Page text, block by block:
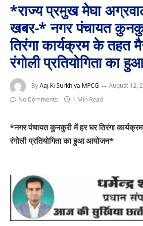
*राज्य प्रमुख मेघा
खबर-* नगर पंचायत
तिरंगा कार्यक्रम के तहत
रंगोली प्रतियोगिता का
ByAaj Ki Surkhiya MPCG
August 12,
No Comments
1 Min Read
*नगर पंचायत कुनकुरी में हर घर तिरंगा
रंगोली प्रतियोगिता का हुआ आयोजन*